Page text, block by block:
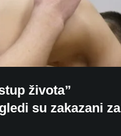
života”
su zakazani za